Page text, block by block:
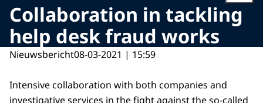
Collaboration in tackling
help desk fraud works
Nieuwsbericht08-03-2021 | 15:59
Intensive collaboration with both companies and
investigative services in the fight against the so-called